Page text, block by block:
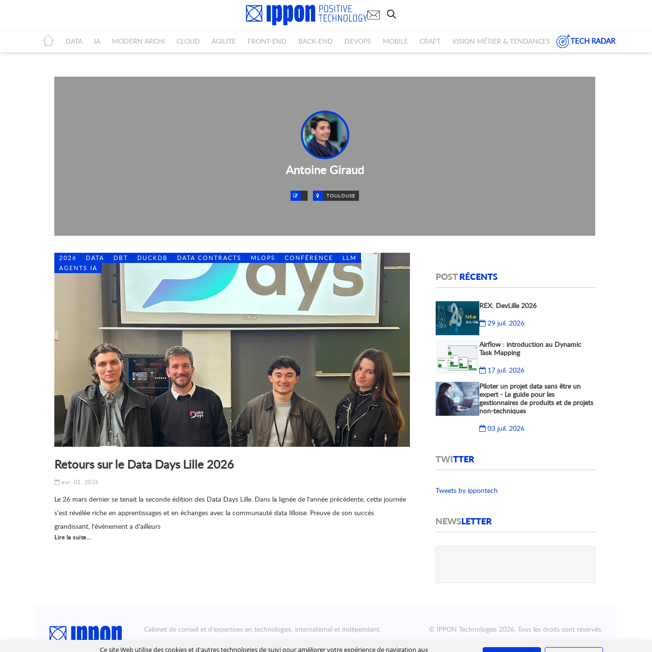
Ce site Web utilise des cookies et d'autres technologies de suivi pour améliorer votre expérience de navigation aux
DATA IA MODERN ARCHI CLOUD AGILITE FRONT-END BACK-END DEVOPS MOBILE CRAFT VISION MÉTIER & TENDANCES TECH RADAR
Antoine Giraud
TOULOUSE
2026 DATA DBT DUCKDB DATA CONTRACTS MLOPS CONFÉRENCE
LLM
AGENTS IA
Retours sur le Data Days Lille 2026
avr. 01, 2026
Le 26 mars dernier se tenait la seconde édition des Data Days Lille. Dans la lignée de l'année précédente, cette journée
s'est révélée riche en apprentissages et en échanges avec la communauté data lilloise. Preuve de son succès
grandissant, l'événement a d'ailleurs
Lire la suite...
POSTRÉCENTS
REX: DevLille 2026
29 juil. 2026
Airflow : introduction au Dynamic
Task Mapping
17 juil. 2026
Piloter un projet data sans être un
expert - Le guide pour les
gestionnaires de produits et de projets
non-techniques
03 juil. 2026
TWITTER
Tweets by ippontech
NEWSLETTER
Cabinet de conseil et d’expertises en technologies, international et indépendant.
© IPPON Technologies 2026. Tous les droits sont réservés.